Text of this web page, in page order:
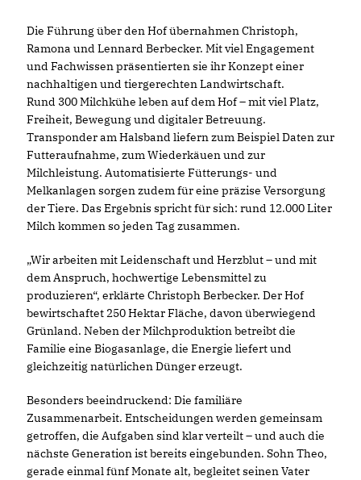
Die Führung über den Hof übernahmen Christoph,
Ramona und Lennard Berbecker. Mit viel Engagement
und Fachwissen präsentierten sie ihr Konzept einer
nachhaltigen und tiergerechten Landwirtschaft.
Rund 300 Milchkühe leben auf dem Hof – mit viel Platz,
Freiheit, Bewegung und digitaler Betreuung.
Transponder am Halsband liefern zum Beispiel Daten zur
Futteraufnahme, zum Wiederkäuen und zur
Milchleistung. Automatisierte Fütterungs- und
Melkanlagen sorgen zudem für eine präzise Versorgung
der Tiere. Das Ergebnis spricht für sich: rund 12.000 Liter
Milch kommen so jeden Tag zusammen.
Wir arbeiten mit Leidenschaft und Herzblut – und mit
dem Anspruch, hochwertige Lebensmittel zu
produzieren“, erklärte Christoph Berbecker. Der Hof
bewirtschaftet 250 Hektar Fläche, davon überwiegend
Grünland. Neben der Milchproduktion betreibt die
Familie eine Biogasanlage, die Energie liefert und
gleichzeitig natürlichen Dünger erzeugt.
Besonders beeindruckend: Die familiäre
Zusammenarbeit. Entscheidungen werden gemeinsam
getroffen, die Aufgaben sind klar verteilt – und auch die
nächste Generation ist bereits eingebunden. Sohn Theo,
gerade einmal fünf Monate alt, begleitet seinen Vater